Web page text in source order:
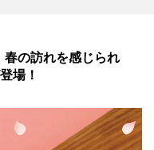
の訪れを感じられ
場！